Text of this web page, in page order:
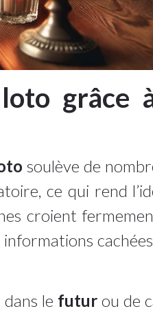
grâce
soulève de
ce qui rend
croient
le futurou de